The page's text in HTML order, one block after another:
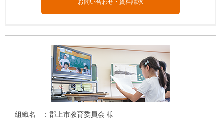
お問い合わせ・資料請求
組織名
郡上市教育委員会 様